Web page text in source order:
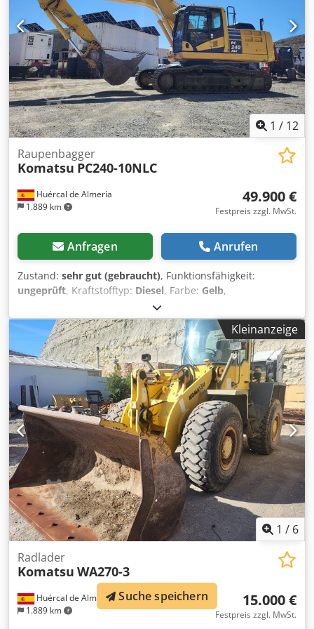
1 / 12
Huércal de Almería
1.889 km
Raupenbagger
Komatsu PC240-10NLC
49.900 €
Festpreis zzgl. MwSt.
Anfragen Anrufen
Zustand: sehr gut (gebraucht), Funktionsfähigkeit:
ungeprüft, Kraftstofftyp: Diesel, Farbe: Gelb,
, Baujahr:
Betriebsstunden:17.444 h, Ausstattung:Bordcomputer,
CE-Kennzeichnung, Hammerhydraulik, Kabine,
Klimaanlage, Stahlschienen, geräuscharm, Kettenbagger
Komatsu PC240NLC-10 Baujahr 2014 CE-zertifiziert Echte
Betriebsstunden Klimaanlage 1 Löffel Allgemein guter
Zustand Weitere Informationen auf der Webseite von
Almerisan. Dcsdpfjy Rti Hex An Hsk
Kleinanzeige
1 / 6
Huércal de Almería
1.889 km
Radlader
Komatsu WA270-3
15.000 €
Festpreis zzgl. MwSt.
Suche speichern